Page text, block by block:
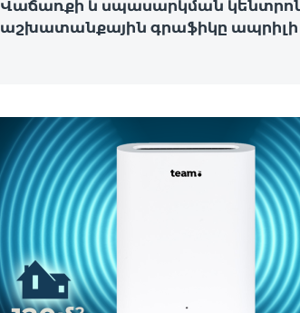
Վաճառքի և սպասարկման
աշխատանքային գրաֆիկը ապրիլի